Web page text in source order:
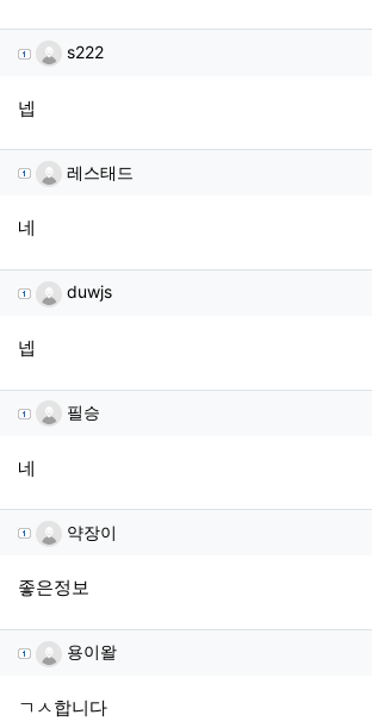
s222님의 댓글
s222
넵
레스태드님의 댓글
레스태드
네
duwjs님의 댓글
duwjs
넵
필승님의 댓글
필승
네
약장이님의 댓글
약장이
좋은정보
용이왈님의 댓글
용이왈
ㄱㅅ합니다